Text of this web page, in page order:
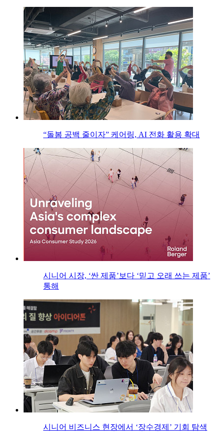
“돌봄 공백 줄이자” 케어링, AI 전화 활용 확대
시니어 시장, ‘싼 제품’보다 ‘믿고 오래 쓰는 제품’
통해
시니어 비즈니스 현장에서 ‘장수경제’ 기회 탐색